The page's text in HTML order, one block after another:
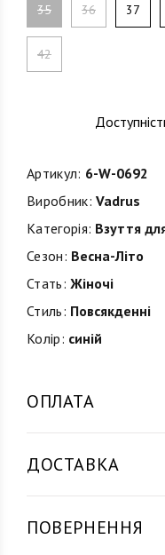
35 36 37
42
Артикул: 6-W-0692
Виробник: Vadrus
Категорія: Взуття
Сезон: Весна-Літо
Стать: Жіночі
Стиль: Повсякденні
Колір: синій
ОПЛАТА
ДОСТАВКА
ПОВЕРНЕННЯ